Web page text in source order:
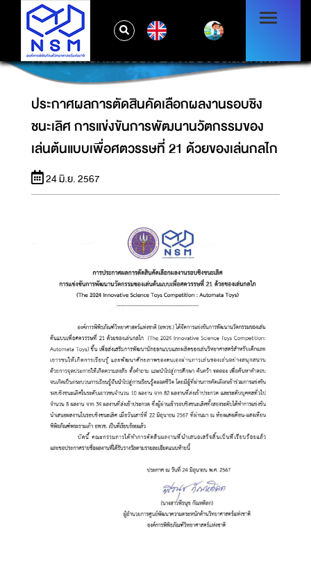
ประกาศผลการตัดสินคัดเลือกผลงานรอบชิงชนะ
เลิศ การแข่งขันการพัฒนานวัตกรรมของเล่น
ต้นแบบเพื่อศตวรรษที่ 21 ด้วยของเล่นกลไก
ประกาศผลการตัดสินคัดเลือกผลงานรอบชิง
ชนะเลิศ การแข่งขันการพัฒนานวัตกรรมของ
เล่นต้นแบบเพื่อศตวรรษที่ 21 ด้วยของเล่นกลไก
24 มิ.ย. 2567